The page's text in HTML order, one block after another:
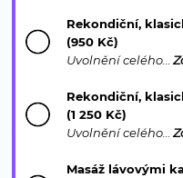
Rekondiční,
(950 Kč)
Uvolnění celého…
Rekondiční,
(1 250 Kč)
Uvolnění celého…
Masáž lávovými